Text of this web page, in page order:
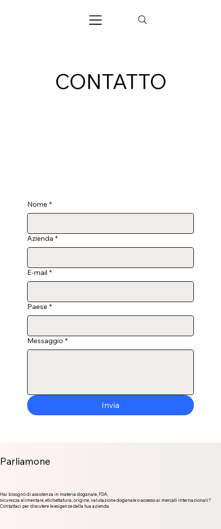
CONTATTO
Nome *
Azienda *
E-mail *
Paese *
Messaggio *
Invia
Parliamone
Hai bisogno di assistenza in materia doganale, FDA,
sicurezza alimentare, etichettatura, origine, valutazione doganale o accesso ai mercati internazionali?
Contattaci per discutere le esigenze della tua azienda.